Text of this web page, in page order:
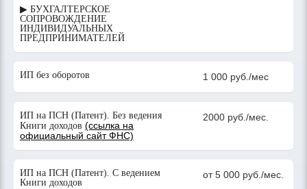
▶ БУХГАЛТЕРСКОЕ
СОПРОВОЖДЕНИЕ
ИНДИВИДУАЛЬНЫХ
ПРЕДПРИНИМАТЕЛЕЙ
ИП без оборотов 1 000 руб./мес
ИП на ПСН (Патент). Без ведения
Книги доходов (ссылка на
официальный сайт ФНС)
2000 руб./мес.
ИП на ПСН (Патент). С ведением
Книги доходов
от 5 000 руб./мес.